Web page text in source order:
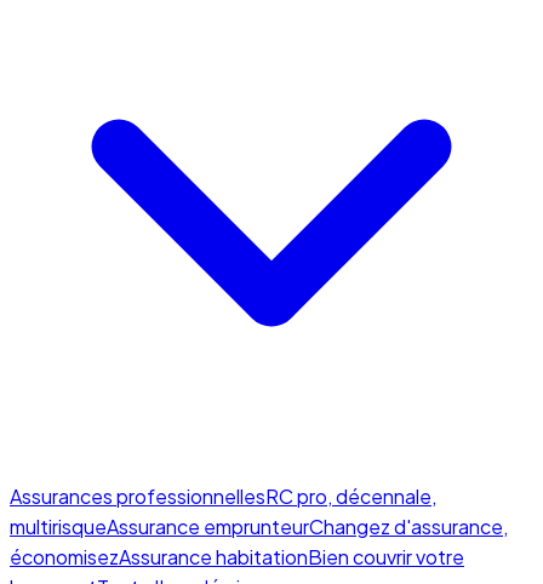
Assurances professionnellesRC pro, décennale,
multirisqueAssurance emprunteurChangez d'assurance,
économisezAssurance habitationBien couvrir votre